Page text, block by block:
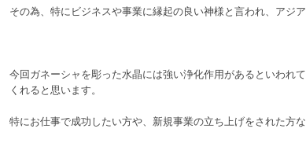
その為、特にビジネスや事業に縁起の良い神様と言われ、アジ
今回ガネーシャを彫った水晶には強い浄化作用があるといわれ
くれると思います。
特にお仕事で成功したい方や、新規事業の立ち上げをされた方